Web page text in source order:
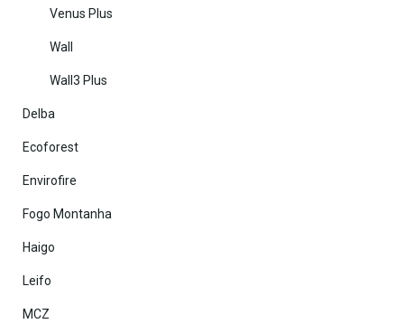
Venus Plus
Wall
Wall3 Plus
Delba
Ecoforest
Envirofire
Fogo Montanha
Haigo
Leifo
MCZ